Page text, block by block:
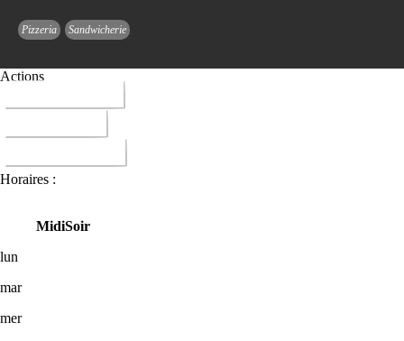
Pizzeria Sandwicherie
Actions
Horaires :
MidiSoir
lun
mar
mer